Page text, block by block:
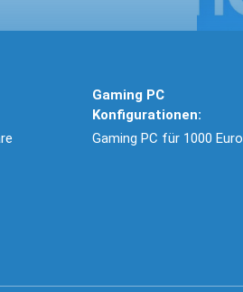
Gaming PC
Konfigurationen:
Gaming PC für 1000 Euro